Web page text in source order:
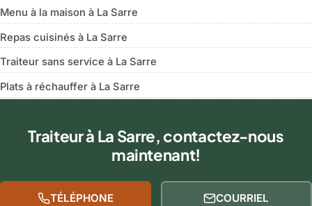
Menu à la maison à La Sarre
Repas cuisinés à La Sarre
Traiteur sans service à La Sarre
Plats à réchauffer à La Sarre
Traiteur à La Sarre, contactez-nous
maintenant!
TÉLÉPHONE COURRIEL